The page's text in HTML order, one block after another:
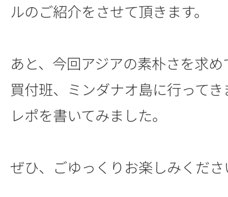
ルのご紹介をさせて頂きます。
あと、今回アジアの素朴さを求
買付班、ミンダナオ島に行って
レポを書いてみました。
ぜひ、ごゆっくりお楽しみくだ